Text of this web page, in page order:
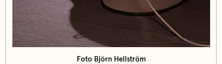
Foto Björn Hellström